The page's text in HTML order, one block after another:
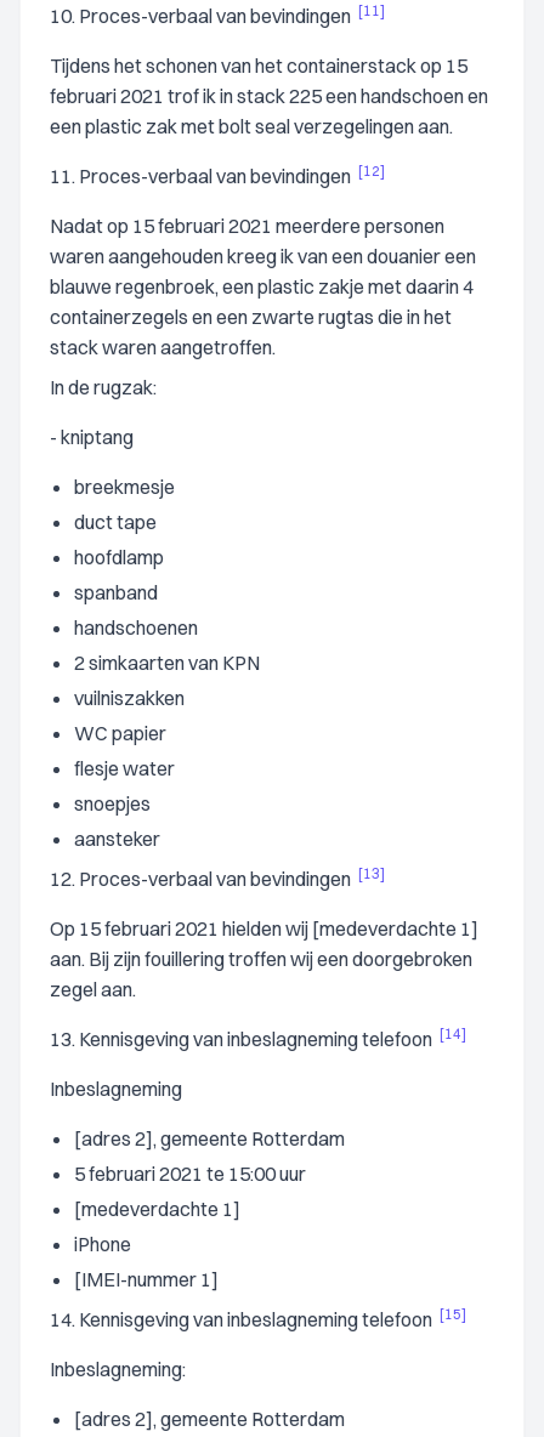
10. Proces-verbaal van bevindingen [11]
Tijdens het schonen van het containerstack op 15
februari 2021 trof ik in stack 225 een handschoen en
een plastic zak met bolt seal verzegelingen aan.
11. Proces-verbaal van bevindingen [12]
Nadat op 15 februari 2021 meerdere personen
waren aangehouden kreeg ik van een douanier een
blauwe regenbroek, een plastic zakje met daarin 4
containerzegels en een zwarte rugtas die in het
stack waren aangetroffen.
In de rugzak:
- kniptang
breekmesje
duct tape
hoofdlamp
spanband
handschoenen
2 simkaarten van KPN
vuilniszakken
WC papier
flesje water
snoepjes
aansteker
12. Proces-verbaal van bevindingen [13]
Op 15 februari 2021 hielden wij [medeverdachte 1]
aan. Bij zijn fouillering troffen wij een doorgebroken
zegel aan.
13. Kennisgeving van inbeslagneming telefoon [14]
Inbeslagneming
[adres 2], gemeente Rotterdam
5 februari 2021 te 15:00 uur
[medeverdachte 1]
iPhone
[IMEI-nummer 1]
14. Kennisgeving van inbeslagneming telefoon [15]
Inbeslagneming:
[adres 2], gemeente Rotterdam